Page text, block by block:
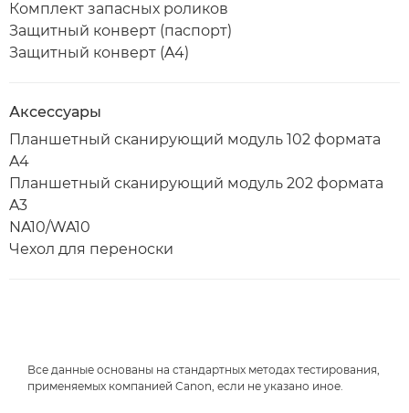
Комплект запасных роликов
Защитный конверт (паспорт)
Защитный конверт (A4)
Аксессуары
Планшетный сканирующий модуль 102 формата
A4
Планшетный сканирующий модуль 202 формата
A3
NA10/WA10
Чехол для переноски
Все данные основаны на стандартных методах тестирования,
применяемых компанией Canon, если не указано иное.